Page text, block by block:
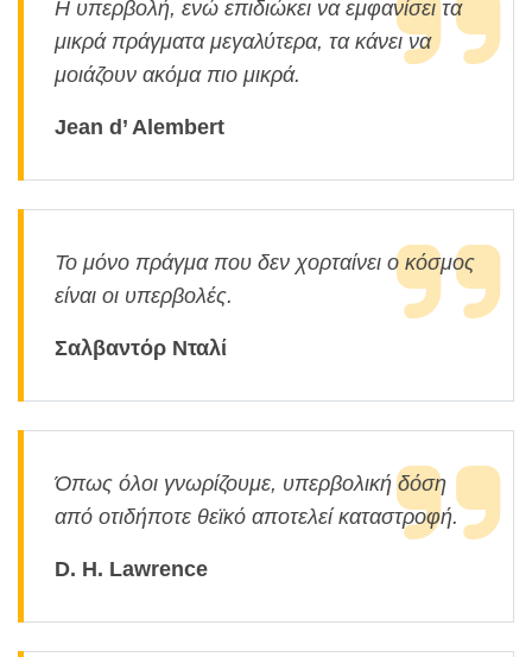
Η υπερβολή, ενώ επιδιώκει να εμφανίσει τα
μικρά πράγματα μεγαλύτερα, τα κάνει να
μοιάζουν ακόμα πιο μικρά.
Jean d’ Alembert
Το μόνο πράγμα που δεν χορταίνει ο κόσμος
είναι οι υπερβολές.
Σαλβαντόρ Νταλί
Όπως όλοι γνωρίζουμε, υπερβολική δόση
από οτιδήποτε θεϊκό αποτελεί καταστροφή.
D. H. Lawrence